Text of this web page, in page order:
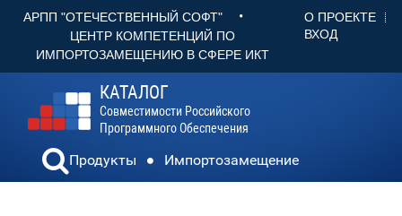
АРПП "ОТЕЧЕСТВЕННЫЙ СОФТ" •
ЦЕНТР КОМПЕТЕНЦИЙ ПО
ИМПОРТОЗАМЕЩЕНИЮ В СФЕРЕ ИКТ
О ПРОЕКТЕ
ВХОД
КАТАЛОГ
Совместимости Российского
Программного Обеспечения
Продукты Импортозамещение